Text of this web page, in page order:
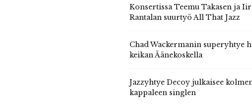
Konsertissa Teemu Takasen ja
Rantalan suurtyö All That Jazz
Chad Wackermanin superyhtye
keikan Äänekoskella
Jazzyhtye Decoy julkaisee
kappaleen singlen